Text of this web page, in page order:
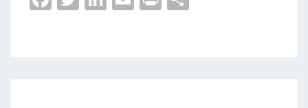
o
o
er dI
n
l
p
ar